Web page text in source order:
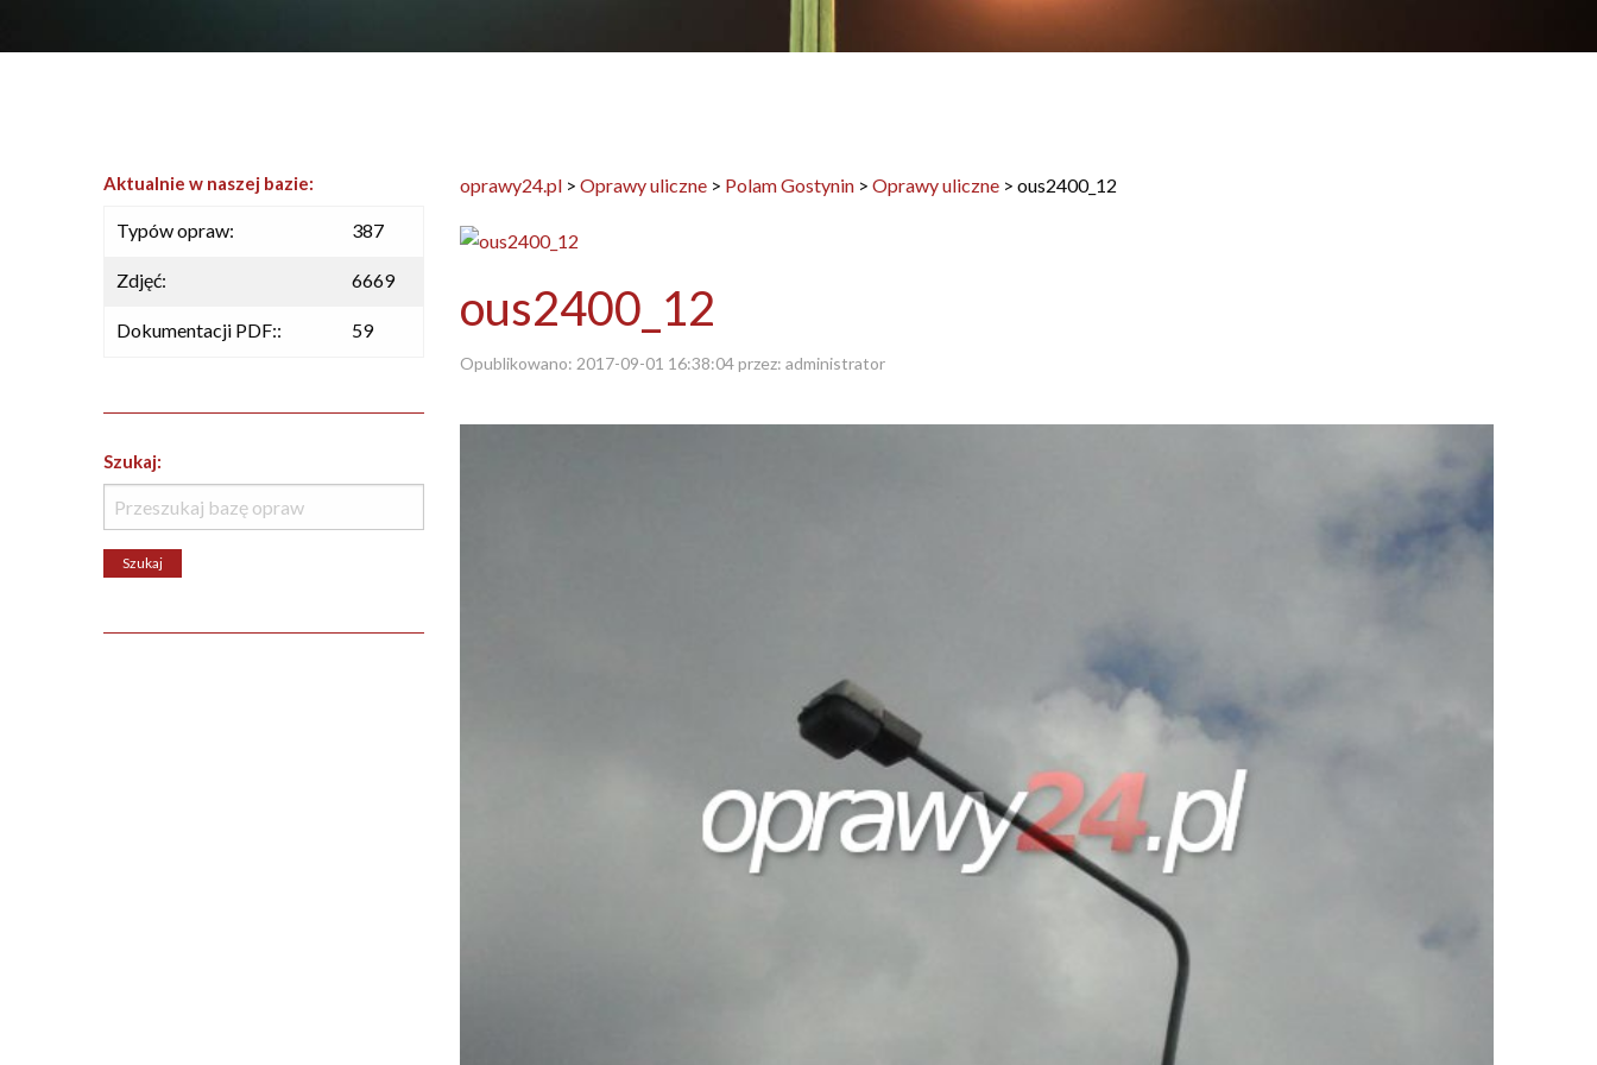
oprawy24.pl > Oprawy uliczne > Polam Gostynin > Oprawy uliczne > ous2400_12
ous2400_12
Opublikowano: 2017-09-01 16:38:04przez: administrator
Aktualnie w naszej bazie:
Typów opraw: 387
Zdjęć: 6669
Dokumentacji PDF:: 59
Szukaj: